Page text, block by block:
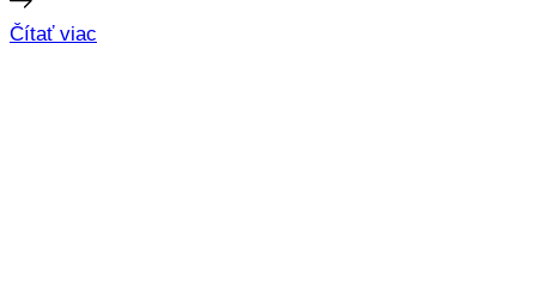
Čítať viac